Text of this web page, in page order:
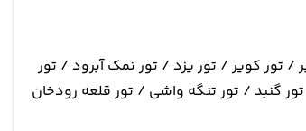
/ تور کویر / تور یزد / تور نمک آبرود / تور
گنبد / تور تنگه واشی / تور قلعه رودخان